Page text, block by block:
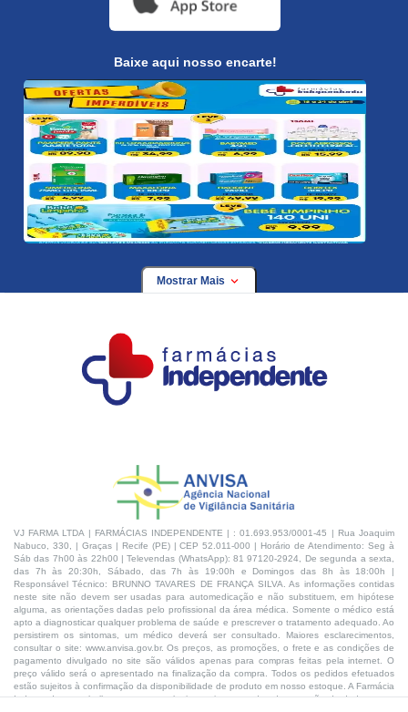
Baixe aqui nosso encarte!
Mostrar Mais
VJ FARMA LTDA | FARMÁCIAS INDEPENDENTE | : 01.693.953/0001-45 | Rua Joaquim
Nabuco, 330, | Graças | Recife (PE) | CEP 52.011-000 | Horário de Atendimento: Seg à
Sáb das 7h00 às 22h00 | Televendas (WhatsApp): 81 97120-2924, De segunda a sexta,
das 7h às 20:30h, Sábado, das 7h às 19:00h e Domingos das 8h às 18:00h |
Responsável Técnico: BRUNNO TAVARES DE FRANÇA SILVA. As informações contidas
neste site não devem ser usadas para automedicação e não substituem, em hipótese
alguma, as orientações dadas pelo profissional da área médica. Somente o médico está
apto a diagnosticar qualquer problema de saúde e prescrever o tratamento adequado. Ao
persistirem os sintomas, um médico deverá ser consultado. Maiores esclarecimentos,
consultar o site: www.anvisa.gov.br. Os preços, as promoções, o frete e as condições de
pagamento divulgado no site são válidos apenas para compras feitas pela internet. O
preço válido será o apresentado na finalização da compra. Todos os pedidos efetuados
estão sujeitos à confirmação da disponibilidade de produto em nosso estoque. A Farmácia
Independente trabalha com as tecnologias mais avançadas de proteção de dados, para